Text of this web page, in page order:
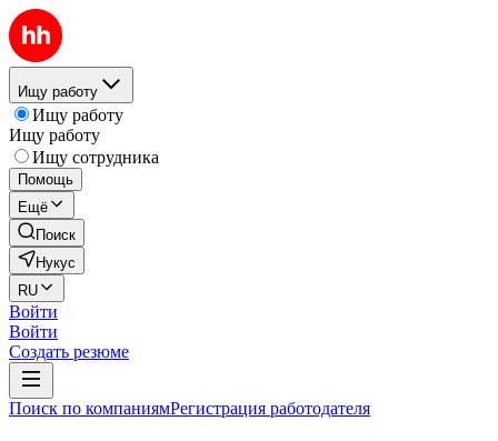
Ищу работу
Ищу работу
Ищу работу
Ищу сотрудника
Помощь
Ещё
Поиск
Нукус
RU
Войти
Войти
Создать резюме
Поиск по компаниямРегистрация работодателя